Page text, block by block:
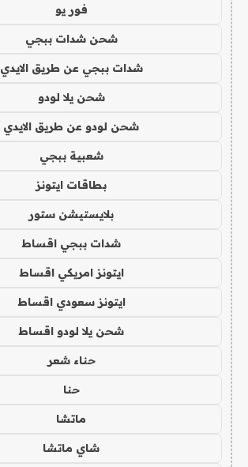
فور يو
شحن شدات ببجي
شدات ببجي عن طريق الايدي
شحن يلا لودو
شحن لودو عن طريق الايدي
شعبية ببجي
بطاقات ايتونز
بلايستيشن ستور
شدات ببجي اقساط
ايتونز امريكي اقساط
ايتونز سعودي اقساط
شحن يلا لودو اقساط
حناء شعر
حنا
ماتشا
شاي ماتشا